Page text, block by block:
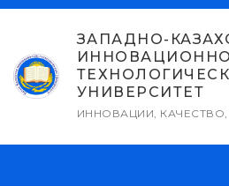
Перейти
содержимому
ЗАПАДНО-
УНИВЕРСИТЕТ
ИННОВАЦИИ,